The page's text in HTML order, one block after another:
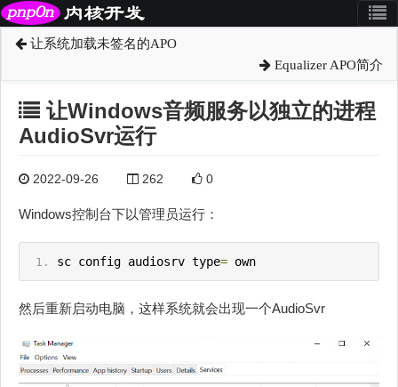
让系统加载未签名的APO
Equalizer APO简介
让Windows音频服务以独立的进程
AudioSvr运行
2022-09-26 262 0
Windows控制台下以管理员运行：
sc config audiosrv type= own
然后重新启动电脑，这样系统就会出现一个AudioSvr